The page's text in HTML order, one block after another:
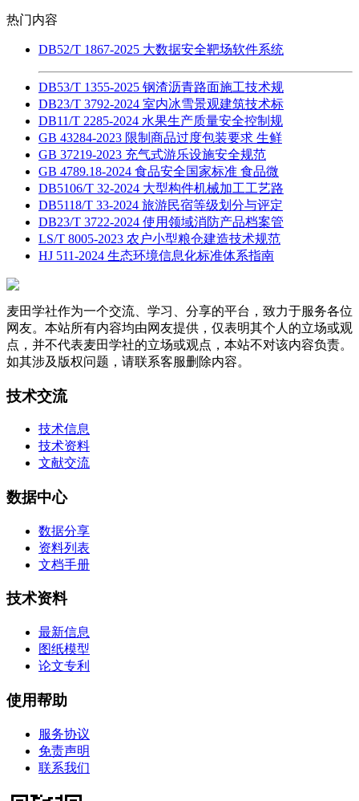
热门内容
DB52/T 1867-2025 大数据安全靶场软件系统
DB53/T 1355-2025 钢渣沥青路面施工技术规
DB23/T 3792-2024 室内冰雪景观建筑技术标
DB11/T 2285-2024 水果生产质量安全控制规
GB 43284-2023 限制商品过度包装要求 生鲜
GB 37219-2023 充气式游乐设施安全规范
GB 4789.18-2024 食品安全国家标准 食品微
DB5106/T 32-2024 大型构件机械加工工艺路
DB5118/T 33-2024 旅游民宿等级划分与评定
DB23/T 3722-2024 使用领域消防产品档案管
LS/T 8005-2023 农户小型粮仓建造技术规范
HJ 511-2024 生态环境信息化标准体系指南
麦田学社作为一个交流、学习、分享的平台，致力于服务各位
网友。本站所有内容均由网友提供，仅表明其个人的立场或观
点，并不代表麦田学社的立场或观点，本站不对该内容负责。
如其涉及版权问题，请联系客服删除内容。
技术交流
技术信息
技术资料
文献交流
数据中心
数据分享
资料列表
文档手册
技术资料
最新信息
图纸模型
论文专利
使用帮助
服务协议
免责声明
联系我们